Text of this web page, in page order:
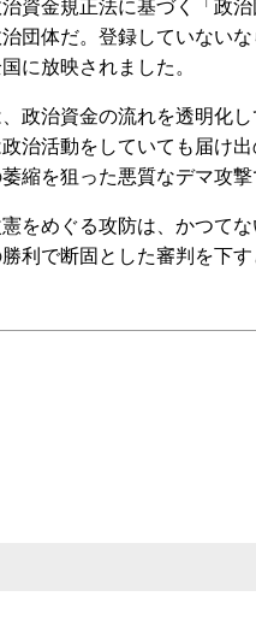
資金規正法に基づく「政
団体だ。登録していない
に放映されました。
政治資金の流れを透明化
治活動をしていても届け
縮を狙った悪質なデマ攻撃
をめぐる攻防は、かつて
利で断固とした審判を下す